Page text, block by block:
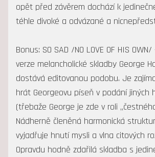
opět před závěrem dochází k
téhle divoké a odvázané a
Bonus: SO SAD /NO LOVE OF HIS
verze melancholické skladby George
dostává editovanou podobu. Je
hrát Georgeovu píseň v podání jiných
(třebaže George je zde v roli
Nádherně členěná harmonická
vyjadřuje hnutí mysli a vlna citových
Opravdu hodně zdařilá skladba s